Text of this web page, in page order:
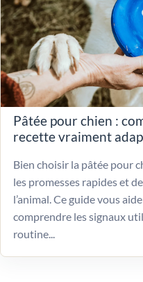
Pâtée pour chien :
recette vraiment
Bien choisir la pâtée pour
les promesses rapides et
l’animal. Ce guide vous
comprendre les signaux
routine...